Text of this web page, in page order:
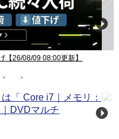
【26/08/09 08:00更新】